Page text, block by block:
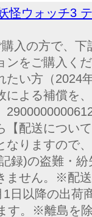
怪ウォッチ3
入の方で、
ンをご購入く
たい方（2024
による補償を
【配送につい
なりますので
録)の盗難・
ません。※配
1日以降の出
す。※離島を